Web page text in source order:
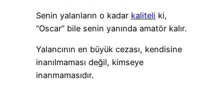
Senin yalanların o kadar kaliteli ki,
“Oscar” bile senin yanında amatör kalır.
Yalancının en büyük cezası, kendisine
inanılmaması değil, kimseye
inanmamasıdır.